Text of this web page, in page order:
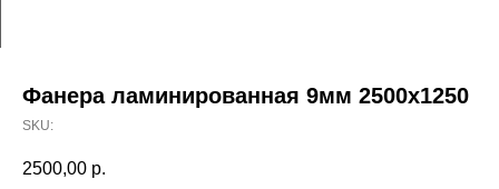
Фанера ламинированная 9мм 2500х1250
SKU:
2500,00 р.